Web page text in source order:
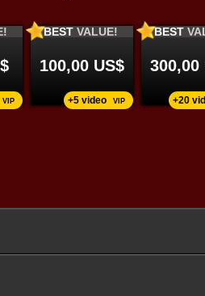
VIP
BEST VALUE!
100,00 US$
+5 video VIP
BEST
300,00
+20